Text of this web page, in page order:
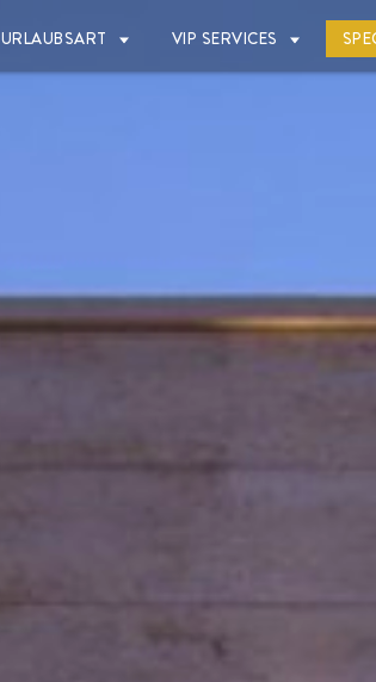
URLAUBSART VIP SERVICES